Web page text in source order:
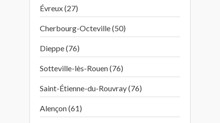
Évreux (27)
Cherbourg-Octeville (50)
Dieppe (76)
Sotteville-lès-Rouen (76)
Saint-Étienne-du-Rouvray (76)
Alençon (61)